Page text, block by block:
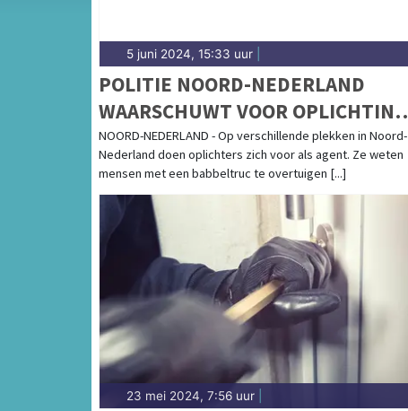
5 juni 2024, 15:33 uur
POLITIE NOORD-NEDERLAND
WAARSCHUWT VOOR OPLICHTING
DOOR NEPAGENTEN
NOORD-NEDERLAND - Op verschillende plekken in Noord-
Nederland doen oplichters zich voor als agent. Ze weten
mensen met een babbeltruc te overtuigen [...]
23 mei 2024, 7:56 uur